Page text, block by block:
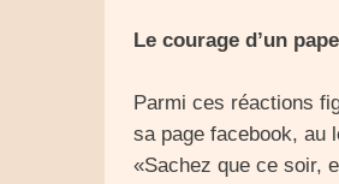
Le courage d’un
Parmi ces réactions
sa page facebook, au
«Sachez que ce soir,